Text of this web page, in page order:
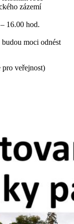
zázemí
16.00 hod.
moci odnést
pro veřejnost)